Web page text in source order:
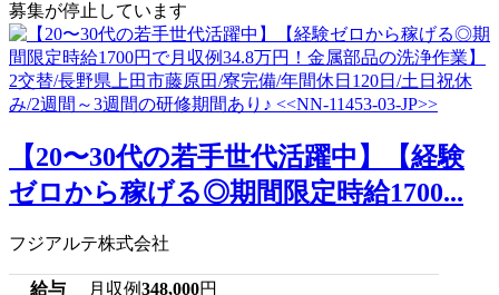
募集が停止しています
【20〜30代の若手世代活躍中】【経験
ゼロから稼げる◎期間限定時給1700...
フジアルテ株式会社
給与 月収例348,000円